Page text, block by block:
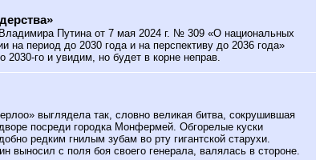
Путина от 7 мая 2024 г. № 309 «О национальных
на период до 2030 года и на перспективу до 2036 года»
2030-го и увидим, но будет в корне неправ.
выглядела так, словно великая битва, сокрушившая
посреди городка Монфермей. Обгорелые куски
редким гнилым зубам во рту гигантской старухи.
выносил с поля боя своего генерала, валялась в стороне.